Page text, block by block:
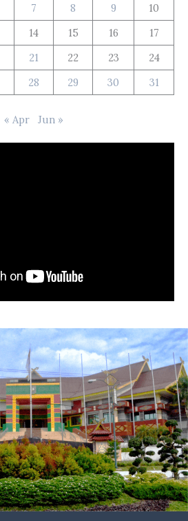
7 8 9
10
14 15 16
17
21 22 23
24
28 29 30 31
« Apr Jun »